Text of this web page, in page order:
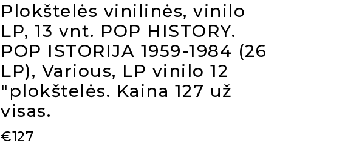
Plokštelės vinilinės, vinilo
LP, 13 vnt. POP HISTORY.
POP ISTORIJA 1959-1984 (26
LP), Various, LP vinilo 12
"plokštelės. Kaina 127 už
visas.
€127